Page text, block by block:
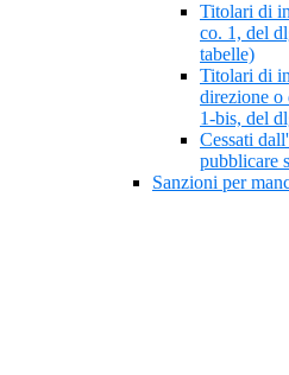
Titolari di
co. 1, del
tabelle)
Titolari di
direzione o
1-bis, del
Cessati
pubblicare
Sanzioni per